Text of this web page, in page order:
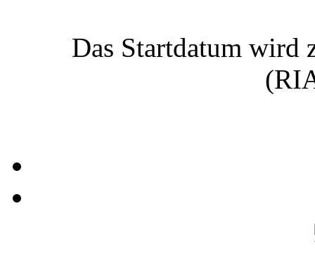
Das Startdatum wird